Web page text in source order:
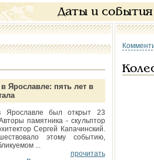
Даты и события
Ярославле: пять лет в
Ярославле был открыт 23
памятника - скульптор
Сергей Капачинский.
этому событию,
...
прочитать